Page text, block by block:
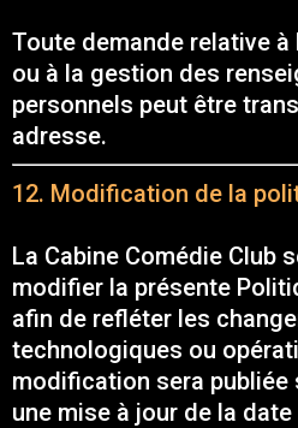
Toute demande relative
ou à la gestion des
personnels peut être
adresse.
12. Modification de la
La Cabine Comédie Club
modifier la présente
afin de refléter les
technologiques ou
modification sera publiée
une mise à jour de la